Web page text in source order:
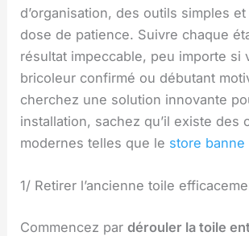
d’organisation, des outils simples
dose de patience. Suivre chaque
résultat impeccable, peu importe si
bricoleur confirmé ou débutant
cherchez une solution innovante
installation, sachez qu’il existe des
modernes telles que le store
1/ Retirer l’ancienne toile
Commencez pardérouler la toile